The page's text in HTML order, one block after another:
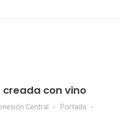
con vino
Central
Portada